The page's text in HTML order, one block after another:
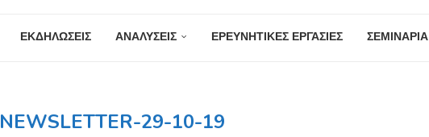
ΕΚΔΗΛΩΣΕΙΣ ΑΝΑΛΥΣΕΙΣ ΕΡΕΥΝΗΤΙΚΕΣ ΕΡΓΑΣΙΕΣ ΣΕΜΙΝΑΡΙΑ
NEWSLETTER-29-10-19